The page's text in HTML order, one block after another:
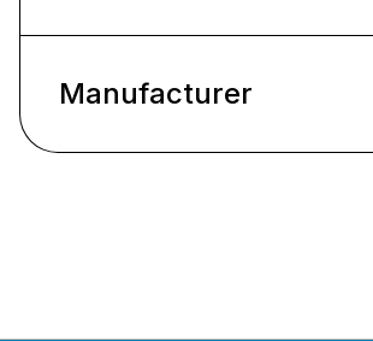
Manufacturer